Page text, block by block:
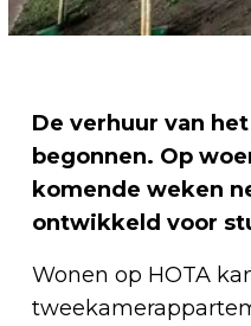
De verhuur van
begonnen. Op
komende weken
ontwikkeld voor
Wonen op HOTA